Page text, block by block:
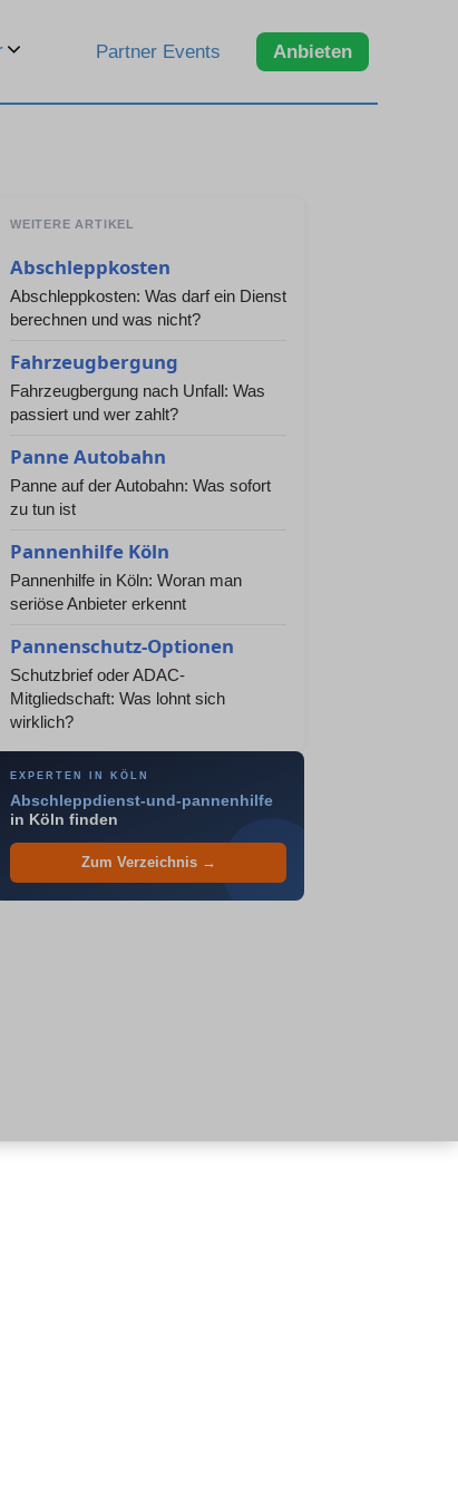
Partner Events Anbieten
WEITERE ARTIKEL
Abschleppkosten
Abschleppkosten: Was darf ein Dienst
berechnen und was nicht?
Fahrzeugbergung
Fahrzeugbergung nach Unfall: Was
passiert und wer zahlt?
Panne Autobahn
Panne auf der Autobahn: Was sofort
zu tun ist
Pannenhilfe Köln
Pannenhilfe in Köln: Woran man
seriöse Anbieter erkennt
Pannenschutz-Optionen
Schutzbrief oder ADAC-
Mitgliedschaft: Was lohnt sich
wirklich?
EXPERTEN IN KÖLN
Abschleppdienst-und-pannenhilfe
in Köln finden
Zum Verzeichnis →